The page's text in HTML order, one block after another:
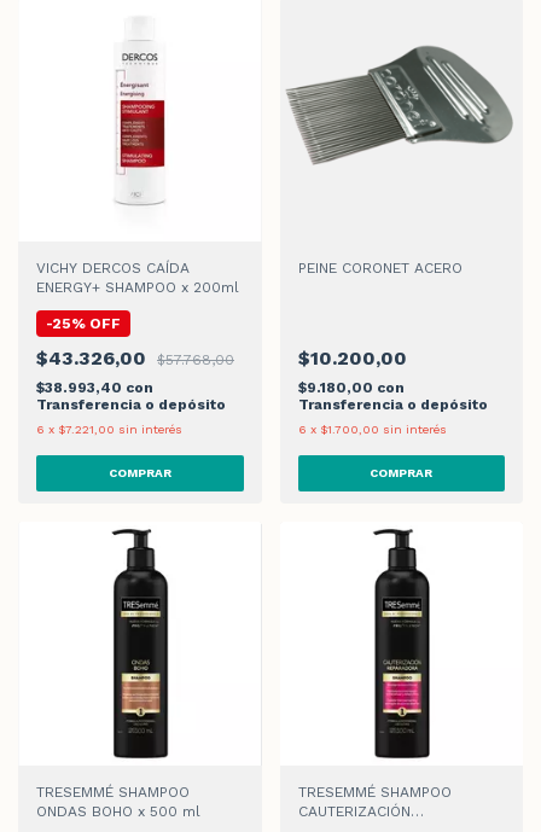
VICHY DERCOS CAÍDA
ENERGY+ SHAMPOO x 200ml
-25% OFF
$43.326,00
$57.768,00
$38.993,40 con
Transferencia o depósito
6 x $7.221,00 sin interés
PEINE CORONET ACERO
$10.200,00
$9.180,00 con
Transferencia o depósito
6 x $1.700,00 sin interés
TRESEMMÉ SHAMPOO
ONDAS BOHO x 500 ml
TRESEMMÉ SHAMPOO
CAUTERIZACIÓN